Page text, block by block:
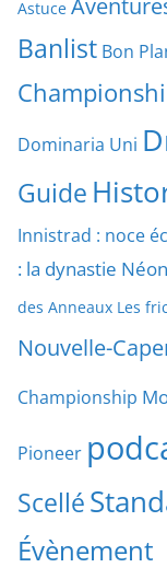
Astuce
Banlist Bon
Dominaria Uni
Guide
Innistrad : noce
: la dynastie Néon
des Anneaux Les
Nouvelle-
Championship
Pioneer
Scellé
Évènement